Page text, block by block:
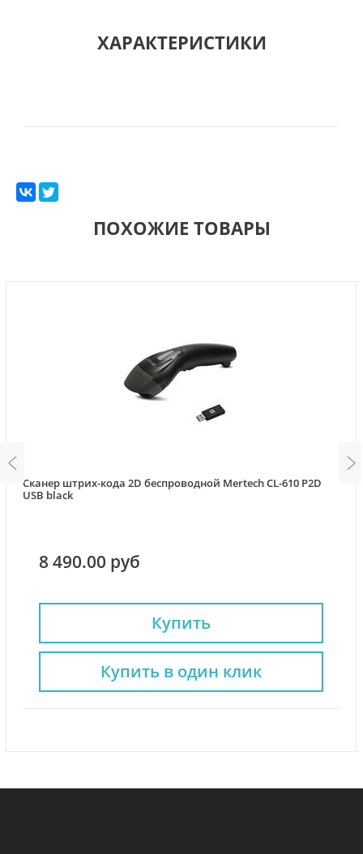
ХАРАКТЕРИСТИКИ
ПОХОЖИЕ ТОВАРЫ
Сканер штрих-кода 2D беспроводной Mertech CL-610 P2D
USB black
8 490.00 руб
Купить
Купить в один клик